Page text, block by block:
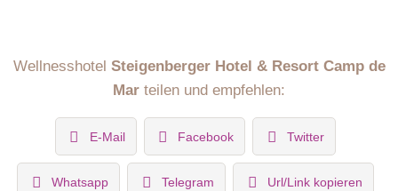
Wellnesshotel Steigenberger Hotel & Resort Camp de
Mar teilen und empfehlen:
E-Mail Facebook Twitter
Whatsapp Telegram Url/Link kopieren